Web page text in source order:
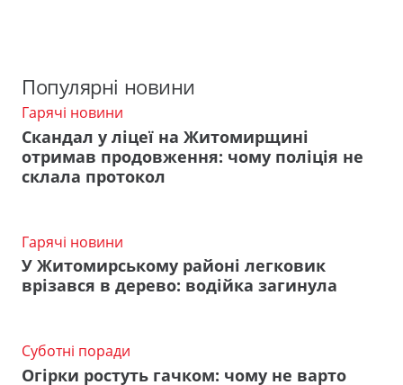
Популярні новини
Гарячі новини
Скандал у ліцеї на Житомирщині
отримав продовження: чому поліція не
склала протокол
Гарячі новини
У Житомирському районі легковик
врізався в дерево: водійка загинула
Суботні поради
Огірки ростуть гачком: чому не варто